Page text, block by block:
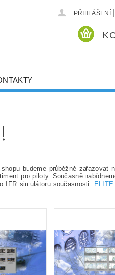
PŘIHLÁŠENÍ
budeme průběžně zařazovat
pro piloty. Současně
IFR simulátoru současnosti: ELITE